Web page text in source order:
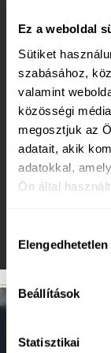
Ez a weboldal
Sütiket
szabásához,
valamint
közösségi
megosztjuk az
adatait, akik
adatokkal,
Ön által
kiválasztása
Elengedhetetlen
Beállítások
Statisztikai
Pánikroham
hatékony
Pánikroham vagy
jelentkező,
járó állapot,
szapora
fájdalom,